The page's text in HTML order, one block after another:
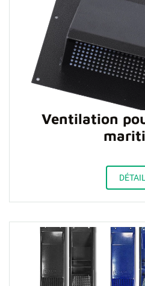
Ventilation